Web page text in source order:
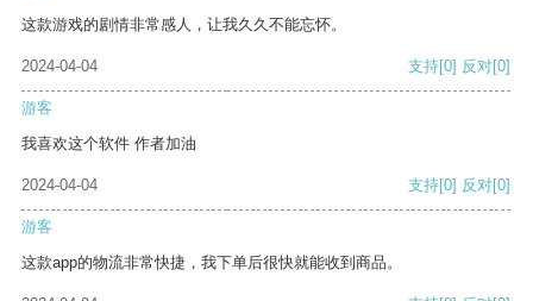
这款游戏的剧情非常感人，让我久久不能忘怀。
2024-04-04 支持[0] 反对[0]
游客
我喜欢这个软件 作者加油
2024-04-04 支持[0] 反对[0]
游客
这款app的物流非常快捷，我下单后很快就能收到商品。